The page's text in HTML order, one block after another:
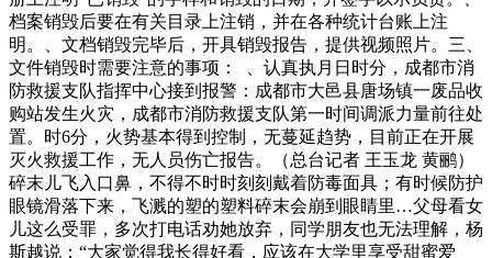
档案销毁后要在有关目录上注销，并在各种统计台账上注
明。、文档销毁完毕后，开具销毁报告，提供视频照片。三、
文件销毁时需要注意的事项： 、认真执月日时分，成都市消
防救援支队指挥中心接到报警：成都市大邑县唐场镇一废品收
购站发生火灾，成都市消防救援支队第一时间调派力量前往处
置。时6分，火势基本得到控制，无蔓延趋势，目前正在开展
灭火救援工作，无人员伤亡报告。（总台记者 王玉龙 黄鹂）
碎末儿飞入口鼻，不得不时时刻刻戴着防毒面具；有时候防护
眼镜滑落下来，飞溅的塑的塑料碎末会崩到眼睛里…父母看女
儿这么受罪，多次打电话劝她放弃，同学朋友也无法理解，杨
斯越说：“大家觉得我长得好看，应该在大学里享受甜蜜爱